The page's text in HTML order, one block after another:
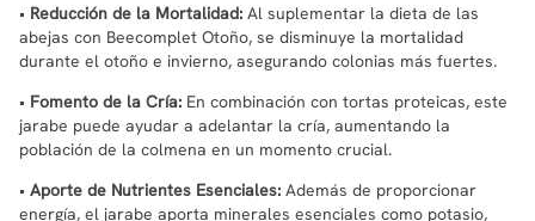
• Reducción de la Mortalidad: Al suplementar la dieta de las
abejas con Beecomplet Otoño, se disminuye la mortalidad
durante el otoño e invierno, asegurando colonias más fuertes.
• Fomento de la Cría: En combinación con tortas proteicas, este
jarabe puede ayudar a adelantar la cría, aumentando la
población de la colmena en un momento crucial.
• Aporte de Nutrientes Esenciales: Además de proporcionar
energía, el jarabe aporta minerales esenciales como potasio,